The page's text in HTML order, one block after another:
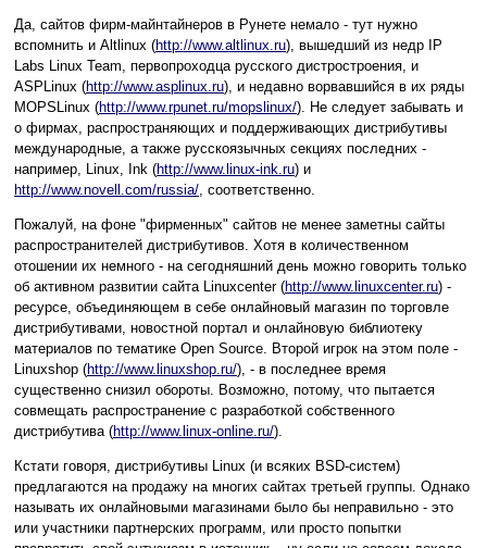
Да, сайтов фирм-майнтайнеров в Рунете немало - тут нужно
вспомнить и Altlinux (http://www.altlinux.ru), вышедший из недр IP
Labs Linux Team, первопроходца русского дистростроения, и
ASPLinux (http://www.asplinux.ru), и недавно ворвавшийся в их ряды
MOPSLinux (http://www.rpunet.ru/mopslinux/). Не следует забывать и
о фирмах, распространяющих и поддерживающих дистрибутивы
международные, а также русскоязычных секциях последних -
например, Linux, Ink (http://www.linux-ink.ru) и
http://www.novell.com/russia/, соответственно.
Пожалуй, на фоне "фирменных" сайтов не менее заметны сайты
распространителей дистрибутивов. Хотя в количественном
отошении их немного - на сегодняшний день можно говорить только
об активном развитии сайта Linuxcenter (http://www.linuxcenter.ru) -
ресурсе, объединяющем в себе онлайновый магазин по торговле
дистрибутивами, новостной портал и онлайновую библиотеку
материалов по тематике Open Source. Второй игрок на этом поле -
Linuxshop (http://www.linuxshop.ru/), - в последнее время
существенно снизил обороты. Возможно, потому, что пытается
совмещать распространение с разработкой собственного
дистрибутива (http://www.linux-online.ru/).
Кстати говоря, дистрибутивы Linux (и всяких BSD-систем)
предлагаются на продажу на многих сайтах третьей группы. Однако
называть их онлайновыми магазинами было бы неправильно - это
или участники партнерских программ, или просто попытки